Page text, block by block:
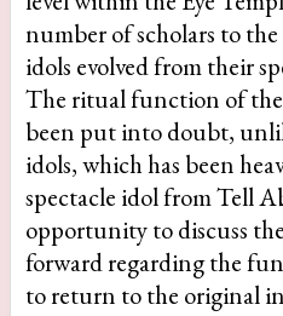
number of scholars to
idols evolved from their
The ritual function of the
been put into doubt,
idols, which has been
spectacle idol from Tell
opportunity to discuss
forward regarding the
to return to the original